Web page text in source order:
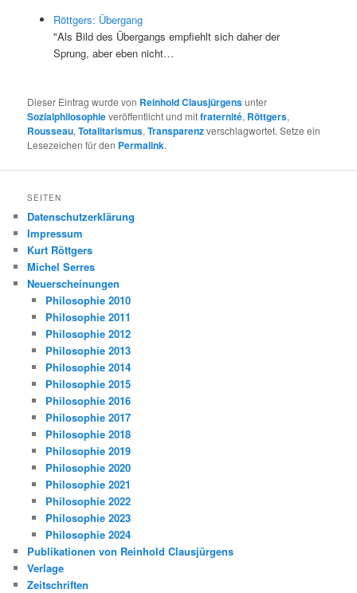
Röttgers: Übergang
"Als Bild des Übergangs empfiehlt sich daher der
Sprung, aber eben nicht…
Dieser Eintrag wurde von Reinhold Clausjürgensunter
Sozialphilosophieveröffentlicht und mitfraternité, Röttgers,
Rousseau,Totalitarismus,Transparenzverschlagwortet. Setze ein
Lesezeichen für den Permalink.
SEITEN
Datenschutzerklärung
Impressum
Kurt Röttgers
Michel Serres
Neuerscheinungen
Philosophie 2010
Philosophie 2011
Philosophie 2012
Philosophie 2013
Philosophie 2014
Philosophie 2015
Philosophie 2016
Philosophie 2017
Philosophie 2018
Philosophie 2019
Philosophie 2020
Philosophie 2021
Philosophie 2022
Philosophie 2023
Philosophie 2024
Publikationen von Reinhold Clausjürgens
Verlage
Zeitschriften